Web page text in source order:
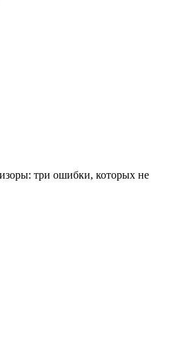
три ошибки, которых не